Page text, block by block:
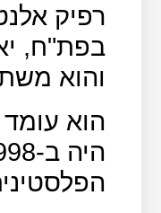
רפיק
והוא